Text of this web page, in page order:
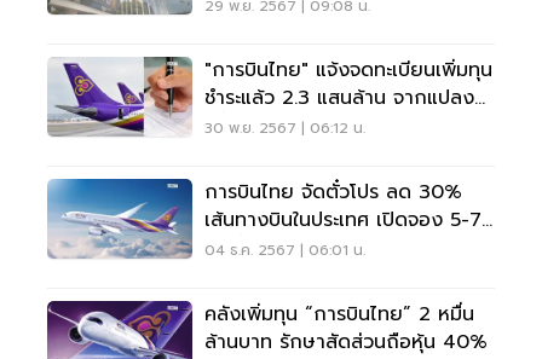
29 พ.ย. 2567 | 09:08 น.
"การบินไทย" แจ้งจดทะเบียนเพิ่มทุน
ชำระแล้ว 2.3 แสนล้าน จากแปลง
หนี้เป็นทุน
30 พ.ย. 2567 | 06:12 น.
การบินไทย จัดตั๋วโปร ลด 30%
เส้นทางบินในประเทศ เปิดจอง 5-7
ธ.ค.นี้
04 ธ.ค. 2567 | 06:01 น.
คลังเพิ่มทุน “การบินไทย” 2 หมื่น
ล้านบาท รักษาสัดส่วนถือหุ้น 40%